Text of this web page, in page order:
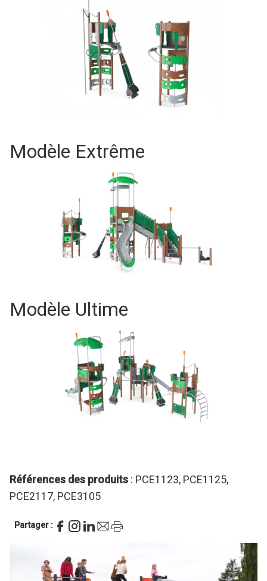
Modèle Extrême
Modèle Ultime
Références des produits : PCE1123, PCE1125,
PCE2117, PCE3105
Partager :